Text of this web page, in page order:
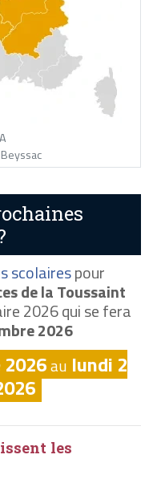
scolairespour
de la Toussaint
2026 qui se fera
2026
au lundi 2
les